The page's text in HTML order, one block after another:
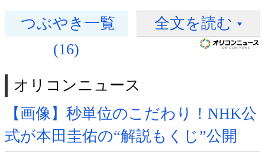
つぶやき一覧
(16)
全文を読む
オリコンニュース
【画像】秒単位のこだわり！NHK公
式が本田圭佑の“解説もくじ”公開